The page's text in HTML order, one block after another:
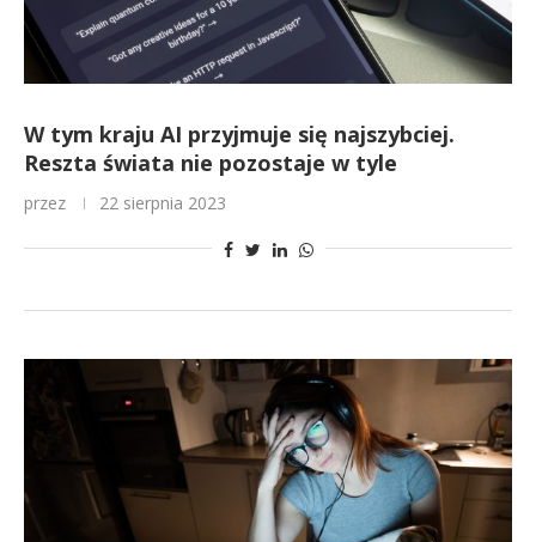
W tym kraju AI przyjmuje się najszybciej.
Reszta świata nie pozostaje w tyle
przez 22 sierpnia 2023